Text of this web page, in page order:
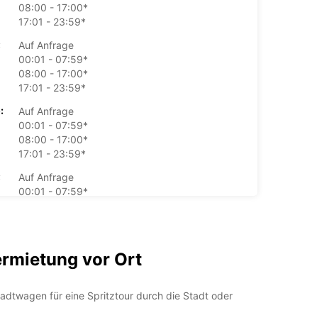
08:00 - 17:00*
17:01 - 23:59*
Auf Anfrage
00:01 - 07:59*
08:00 - 17:00*
17:01 - 23:59*
Auf Anfrage
00:01 - 07:59*
08:00 - 17:00*
17:01 - 23:59*
Auf Anfrage
00:01 - 07:59*
00:01 - 23:59*
00:01 - 23:59*
vor Ort
für eine Spritztour durch die Stadt oder